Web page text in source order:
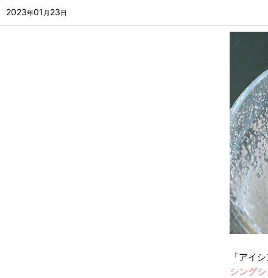
2023年01 月 23日
「アイ
シング